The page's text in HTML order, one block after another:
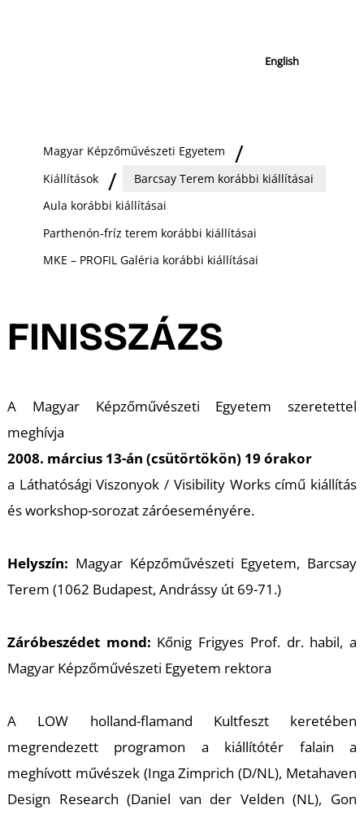
English
Magyar Képzőművészeti Egyetem
Kiállítások
Barcsay Terem korábbi kiállításai
Aula korábbi kiállításai
Parthenón-fríz terem korábbi kiállításai
MKE – PROFIL Galéria korábbi kiállításai
FINISSZÁZS
A Magyar Képzőművészeti Egyetem szeretettel
meghívja
2008. március 13-án (csütörtökön) 19 órakor
a Láthatósági Viszonyok / Visibility Works című kiállítás
és workshop-sorozat záróeseményére.
Helyszín: Magyar Képzőművészeti Egyetem, Barcsay
Terem (1062 Budapest, Andrássy út 69-71.)
Záróbeszédet mond: Kőnig Frigyes Prof. dr. habil, a
Magyar Képzőművészeti Egyetem rektora
A LOW holland-flamand Kultfeszt keretében
megrendezett programon a kiállítótér falain a
meghívott művészek (Inga Zimprich (D/NL), Metahaven
Design Research (Daniel van der Velden (NL), Gon